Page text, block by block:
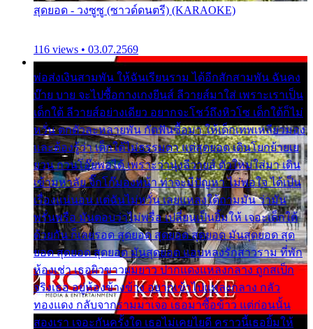
สุดยอด - วงซูซู (ซาวด์ดนตรี) (KARAOKE)
116 views • 03.07.2569
พ่อส่งเงินสามพัน ให้ฉันเรียนราม ได้อีกสักสามพัน ฉันคง
บ๊าย บาย จะไปซื้อกางเกงยีนส์ ลีวายส์มาใส่ เพราะเราเป็น
เด็กใต้ ลีวายส์อย่างเดียว อยากจะโชว์ถึงหิวโซ เด็กใต้ก็ไม่
หวั่น ตกตัวละหลายพัน กัดฟันซื้อมา ให้เด็กเทพเหลียวมอง
และต้องรู้ว่า เด็กใต้ไม่ธรรมดา แต่สุดยอด เดินโยกย้ายเย
ยวน กวนโอ๊ยพอได้ เพราะว่านุ่งลีวายส์ ตัวใหม่ใส่มา เดิน
เข้ามหาลัย จิ๊กโก๊มองหน้า ท่าจะมีปัญหา ไม่พอใจ ได้เป็น
เรื่องแน่นอน แต่ฉันไม่หวั่น เลยแหลงใต้ถามมัน ว่ามัน
พรั่นพรือ มันตอบว่าไม่พรื่อ เปลี่ยนเป็นยิ้มให้ เจอะเด็กใต้
ด้วยกัน ก็เลยรอด สุดยอด สุดยอด สุดยอด มันสุดยอด สุด
ยอด สุดยอด สุดยอด มันสุดยอด แอบหลงรักสาวราม ที่พัก
ห้องเช่า เธอผิวขาวผมยาว ปากแดงแหลงกลาง ถูกสเป็ก
จริงเธอ อยู่ห้องข้างข้าง อยากเข้าไปแหลงกลาง กลัว
ทองแดง กลับจากรามมาเจอ เธอมาซื้อข้าว แต่ก่อนนั้น
สองเรา เจอะกันครั้งใด เธอไม่เคยไยดี คราวนี้เธอยิ้มให้